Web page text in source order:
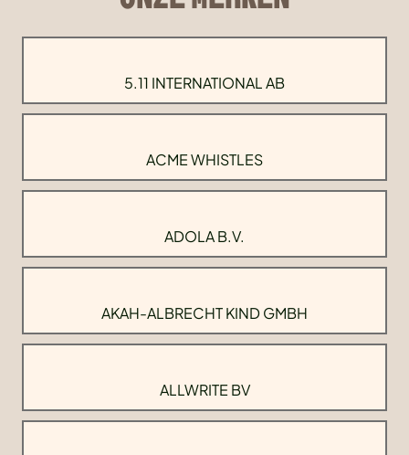
5.11 INTERNATIONAL AB
ACME WHISTLES
ADOLA B.V.
AKAH-ALBRECHT KIND GMBH
ALLWRITE BV